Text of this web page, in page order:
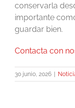
conservarla
importante
guardar bien.
Contacta con
30 junio, 2026 |